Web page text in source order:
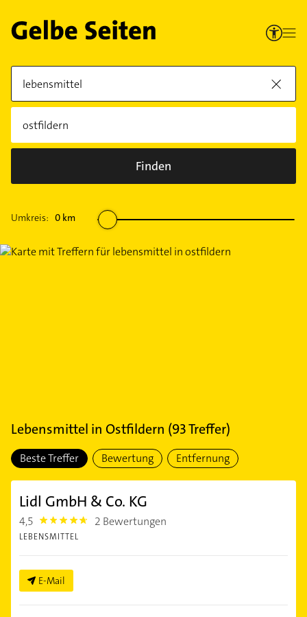
Finden
Umkreis: 0 km
Lebensmittel in Ostfildern (93Treffer)
Beste Treffer Bewertung Entfernung
Lidl GmbH & Co. KG
4,5 4.5 2 Bewertungen
LEBENSMITTEL
E-Mail